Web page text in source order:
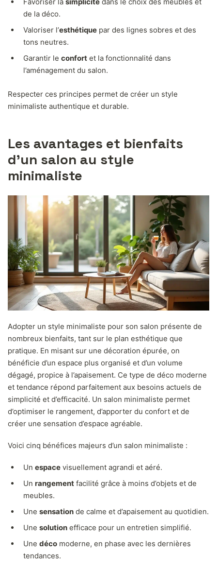
de la déco.
Valoriser l’esthétique par des lignes sobres et des
tons neutres.
Garantir le confort et la fonctionnalité dans
l’aménagement du salon.
Respecter ces principes permet de créer un style
minimaliste authentique et durable.
Les avantages et bienfaits
d’un salon au style
minimaliste
Adopter un style minimaliste pour son salon présente de
nombreux bienfaits, tant sur le plan esthétique que
pratique. En misant sur une décoration épurée, on
bénéficie d’un espace plus organisé et d’un volume
dégagé, propice à l’apaisement. Ce type de déco moderne
et tendance répond parfaitement aux besoins actuels de
simplicité et d’efficacité. Un salon minimaliste permet
d’optimiser le rangement, d’apporter du confort et de
créer une sensation d’espace agréable.
Voici cinq bénéfices majeurs d’un salon minimaliste :
Un espace visuellement agrandi et aéré.
Un rangement facilité grâce à moins d’objets et de
meubles.
Une sensation de calme et d’apaisement au quotidien.
Une solution efficace pour un entretien simplifié.
Une déco moderne, en phase avec les dernières
tendances.